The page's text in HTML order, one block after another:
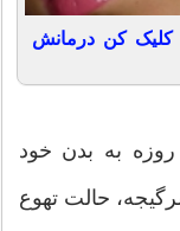
کن درمانش
به بدن خود
حالت تهوع